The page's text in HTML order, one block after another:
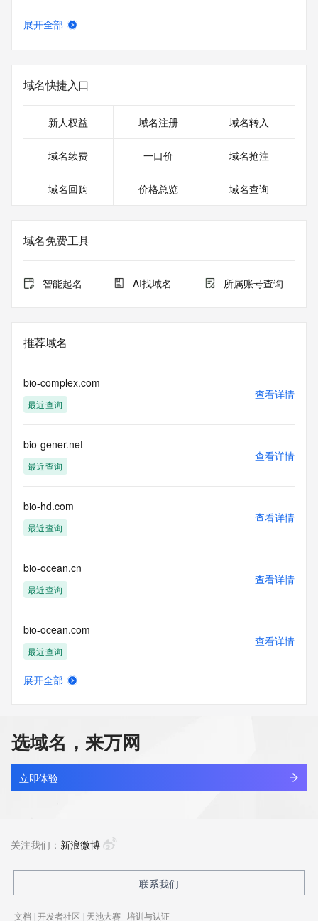
展开全部
域名快捷入口
新人权益 域名注册 域名转入
域名续费 一口价 域名抢注
域名回购 价格总览 域名查询
域名免费工具
智能起名 AI找域名 所属账号查询
推荐域名
bio-complex.com
最近查询
查看详情
bio-gener.net
最近查询
查看详情
bio-hd.com
最近查询
查看详情
bio-ocean.cn
最近查询
查看详情
bio-ocean.com
最近查询
查看详情
bio-ocean.net
最近查询
查看详情
最近查询
展开全部
选域名，来万网
立即体验
关注我们： 新浪微博
联系我们
文档 | 开发者社区 | 天池大赛 | 培训与认证